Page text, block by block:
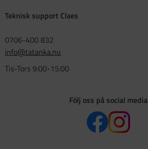
Teknisk support Claes
0706-400 832
info@tatanka.nu
Tis-Tors 9:00-15:00
Följ oss på social media